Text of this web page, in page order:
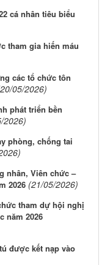
cá nhân tiêu biểu
tham gia hiến máu
các tổ chức tôn
05/2026)
phát triển bền
2026)
phòng, chống tai
nhân, Viên chức –
2026 (21/05/2026)
tham dự hội nghị
năm 2026
được kết nạp vào